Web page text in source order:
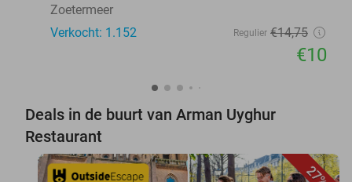
Zoetermeer
Verkocht: 1.152
Regulier €14,75
€10
Deals in de buurt van Arman Uyghur
Restaurant